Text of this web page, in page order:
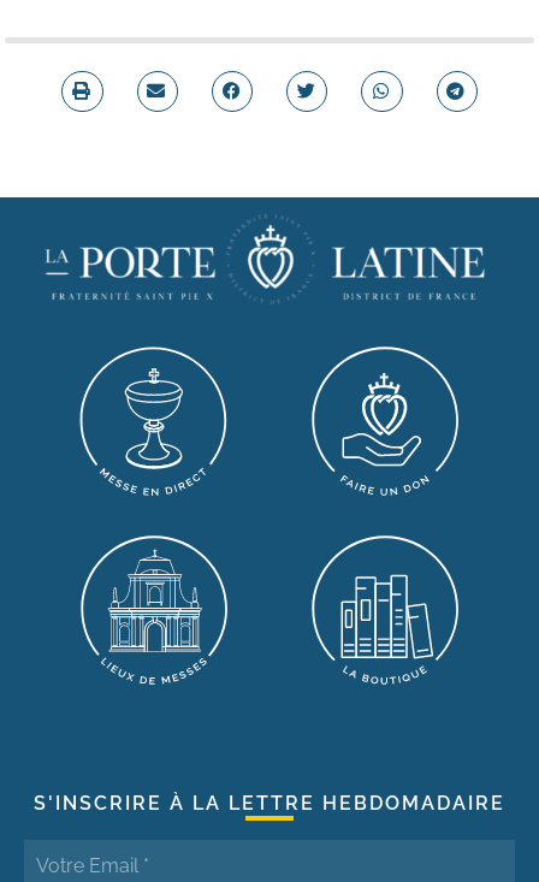
S'INSCRIRE À LA LETTRE HEBDOMADAIRE